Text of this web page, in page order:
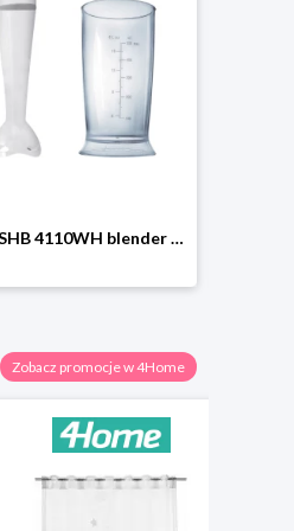
Sencor SHB 4110WH blender ręczny
Zobacz promocje w 4Home